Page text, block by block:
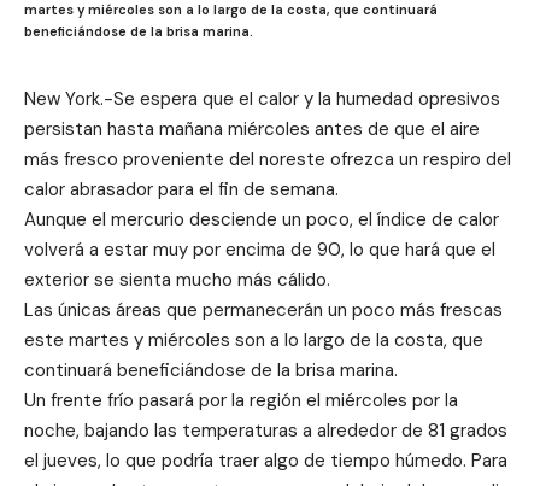
martes y miércoles son a lo largo de la costa, que continuará
beneficiándose de la brisa marina.
New York.-Se espera que el calor y la humedad opresivos
persistan hasta mañana miércoles antes de que el aire
más fresco proveniente del noreste ofrezca un respiro del
calor abrasador para el fin de semana.
Aunque el mercurio desciende un poco, el índice de calor
volverá a estar muy por encima de 90, lo que hará que el
exterior se sienta mucho más cálido.
Las únicas áreas que permanecerán un poco más frescas
este martes y miércoles son a lo largo de la costa, que
continuará beneficiándose de la brisa marina.
Un frente frío pasará por la región el miércoles por la
noche, bajando las temperaturas a alrededor de 81 grados
el jueves, lo que podría traer algo de tiempo húmedo. Para